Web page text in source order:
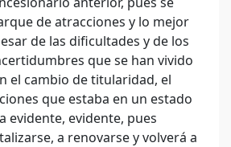
de atracciones y lo mejor
de las dificultades y de los
que se han vivido
el cambio de titularidad, el
que estaba en un estado
evidente, evidente, pues
a renovarse y volverá a